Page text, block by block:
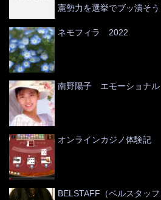
憲勢力を選挙でブッ潰そう
ネモフィラ 2022
南野陽子 エモーショナル
オンラインカジノ体験記
BELSTAFF（ベルスタッ